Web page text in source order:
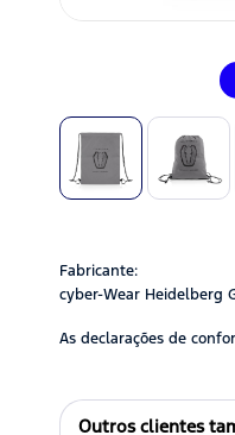
Fabricante:
cyber-Wear Heidelberg
As declarações de
Outros clientes